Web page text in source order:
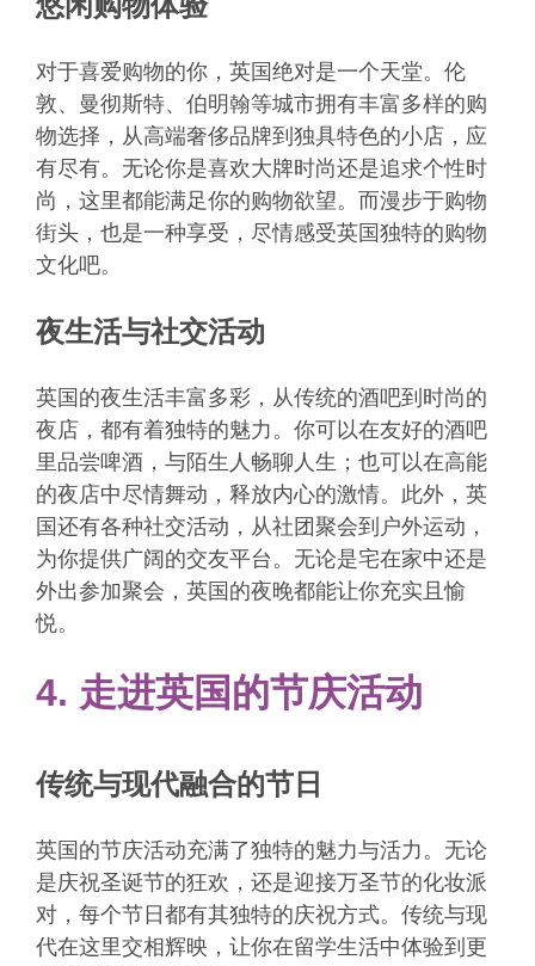
对于喜爱购物的你，英国绝对是一个天堂。伦
敦、曼彻斯特、伯明翰等城市拥有丰富多样的购
物选择，从高端奢侈品牌到独具特色的小店，应
有尽有。无论你是喜欢大牌时尚还是追求个性时
尚，这里都能满足你的购物欲望。而漫步于购物
街头，也是一种享受，尽情感受英国独特的购物
文化吧。
夜生活与社交活动
英国的夜生活丰富多彩，从传统的酒吧到时尚的
夜店，都有着独特的魅力。你可以在友好的酒吧
里品尝啤酒，与陌生人畅聊人生；也可以在高能
的夜店中尽情舞动，释放内心的激情。此外，英
国还有各种社交活动，从社团聚会到户外运动，
为你提供广阔的交友平台。无论是宅在家中还是
外出参加聚会，英国的夜晚都能让你充实且愉
悦。
4. 走进英国的节庆活动
传统与现代融合的节日
英国的节庆活动充满了独特的魅力与活力。无论
是庆祝圣诞节的狂欢，还是迎接万圣节的化妆派
对，每个节日都有其独特的庆祝方式。传统与现
代在这里交相辉映，让你在留学生活中体验到更